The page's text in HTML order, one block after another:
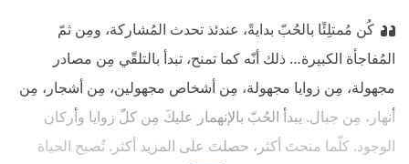
كُن مُمتلِئًا بالحُبّ بدايةً، عندئذ تحدث المُشاركة، ومِن ثمّ
المُفاجأة الكبيرة… ذلك أنّه كما تمنح، تبدأ بالتلقّي مِن مصادر
مجهولة، مِن زوايا مجهولة، مِن أشخاص مجهولين، مِن أشجار، مِن
أنهار، مِن جبال. يبدأ الحُبّ بالإنهمار عليكَ مِن كلّ زوايا وأركان
الوجود. كلّما منحتَ أكثر، حصلتَ على المزيد أكثر. تُصبح الحياة